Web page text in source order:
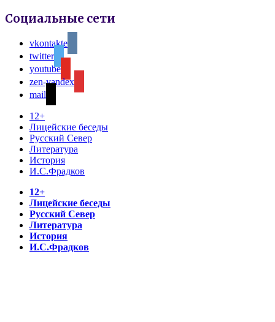
Социальные сети
vkontakte
twitter
youtube
zen-yandex
mail
12+
Лицейские беседы
Русский Север
Литература
История
И.С.Фрадков
12+
Лицейские беседы
Русский Север
Литература
История
И.С.Фрадков